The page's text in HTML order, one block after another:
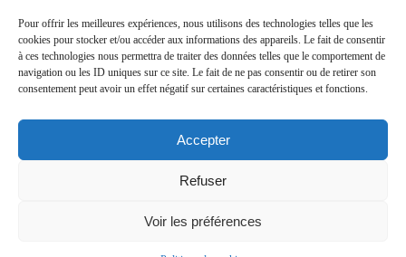
Pour offrir les meilleures expériences, nous utilisons des technologies telles que les
cookies pour stocker et/ou accéder aux informations des appareils. Le fait de consentir
à ces technologies nous permettra de traiter des données telles que le comportement de
navigation ou les ID uniques sur ce site. Le fait de ne pas consentir ou de retirer son
consentement peut avoir un effet négatif sur certaines caractéristiques et fonctions.
Accepter
Refuser
Voir les préférences